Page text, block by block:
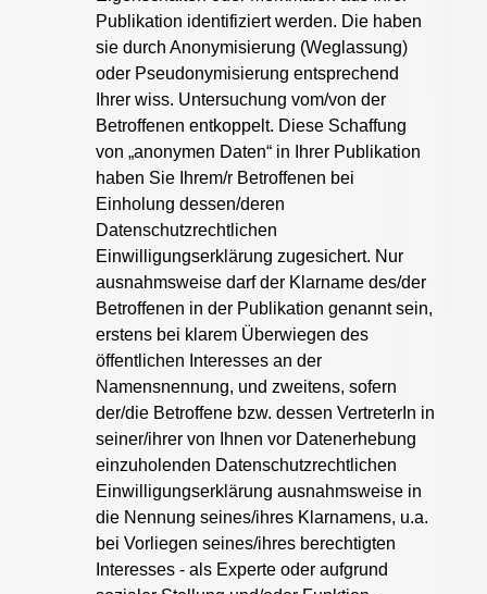
Publikation identifiziert werden. Die haben
sie durch Anonymisierung (Weglassung)
oder Pseudonymisierung entsprechend
Ihrer wiss. Untersuchung vom/von der
Betroffenen entkoppelt. Diese Schaffung
von „anonymen Daten“ in Ihrer Publikation
haben Sie Ihrem/r Betroffenen bei
Einholung dessen/deren
Datenschutzrechtlichen
Einwilligungserklärung zugesichert. Nur
ausnahmsweise darf der Klarname des/der
Betroffenen in der Publikation genannt sein,
erstens bei klarem Überwiegen des
öffentlichen Interesses an der
Namensnennung, und zweitens, sofern
der/die Betroffene bzw. dessen VertreterIn in
seiner/ihrer von Ihnen vor Datenerhebung
einzuholenden Datenschutzrechtlichen
Einwilligungserklärung ausnahmsweise in
die Nennung seines/ihres Klarnamens, u.a.
bei Vorliegen seines/ihres berechtigten
Interesses - als Experte oder aufgrund